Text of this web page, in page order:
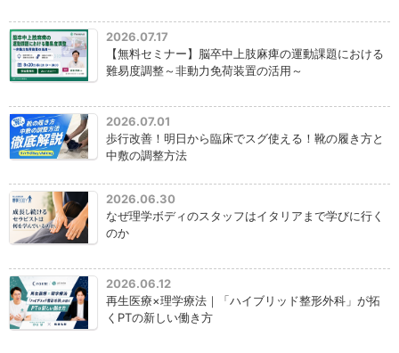
2026.07.17
【無料セミナー】脳卒中上肢麻痺の運動課題における
難易度調整～非動力免荷装置の活用～
2026.07.01
歩行改善！明日から臨床でスグ使える！靴の履き方と
中敷の調整方法
2026.06.30
なぜ理学ボディのスタッフはイタリアまで学びに行く
のか
2026.06.12
再生医療×理学療法｜「ハイブリッド整形外科」が拓
くPTの新しい働き方